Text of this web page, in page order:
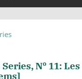
No 11: